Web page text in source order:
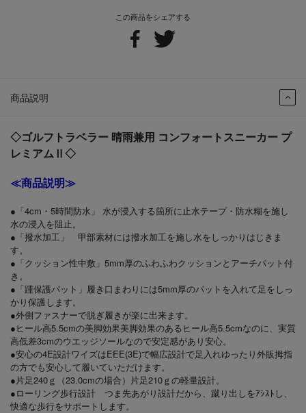
この商品をシェアする
商品説明
◇ゴルフトラベラー 晴雨兼用 コンフォートスニーカー プ
レミアムⅡ◇
≪商品説明≫
●「4cm・5時間防水」 水が浸入する箇所に止水テープ・防水糊を施し
水の浸入を阻止。
●「撥水加工」 甲部素材には撥水加工を施し水をしっかりはじきま
す。
●「クッション性中敷」5mm厚のふわふわクッションとアーチパット付
き。
●「踵保護パット」履き口まわりには5mm厚のパットを入れて足をしっ
かり保護します。
●外側ファスナーで脱ぎ履きが楽に出来ます。
●ヒール高5.5cmの美脚効果美脚効果のあるヒール高5.5cmなのに、実質
高低差3cmのウエッジソールなので安定感があり安心。
●安心の4E設計ワイズはEEE(3E)で幅広設計で足入れゆったり外販拇指
の方でも安心して履いていただけます。
●片足240ｇ（23.0cmの場合）片足210ｇの軽量設計。
●ローリング歩行設計 つま先あがり設計だから、蹴り出しをｱｼｽﾄし、
快適な歩行をサポートします。